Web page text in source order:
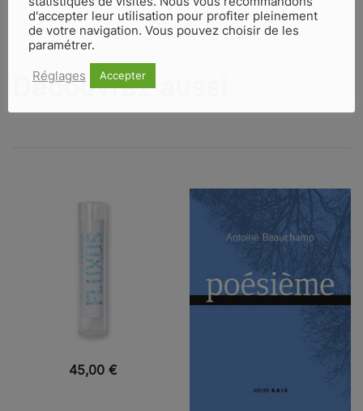
Découvrez aussi
VUE RAPIDE
45,00 €
d'accepter leur utilisation pour profiter pleinement
de votre navigation. Vous pouvez choisir de les
paramétrer.
Réglages Accepter